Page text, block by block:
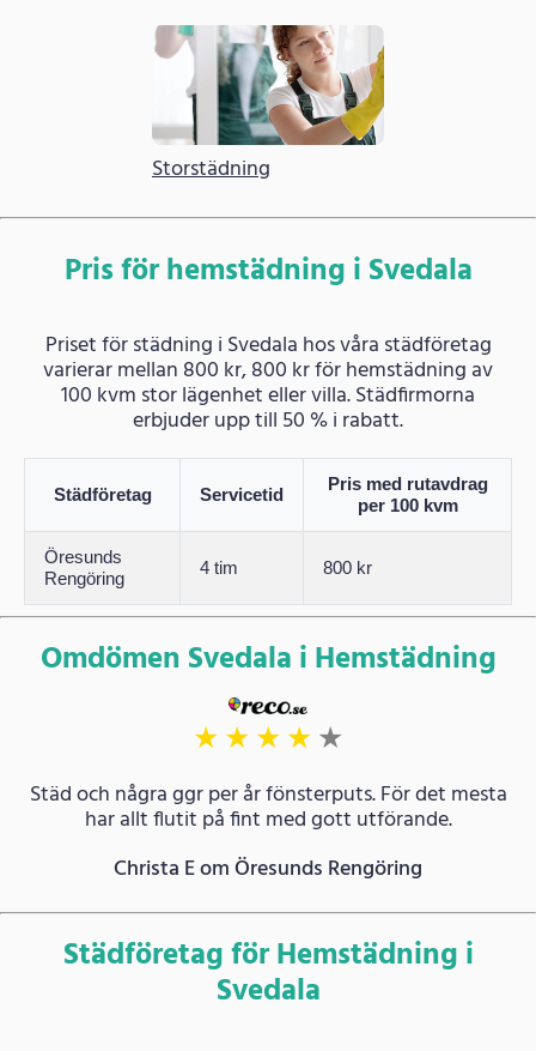
Storstädning
Pris för hemstädning i Svedala
Priset för städning i Svedala hos våra städföretag
varierar mellan 800 kr, 800 kr för hemstädning av
100 kvm stor lägenhet eller villa. Städfirmorna
erbjuder upp till 50 % i rabatt.
Städföretag Servicetid
Pris med rutavdrag
per 100 kvm
Öresunds
Rengöring
4 tim 800 kr
Omdömen Svedala i Hemstädning
★★★★★
Städ och några ggr per år fönsterputs. För det mesta
har allt flutit på fint med gott utförande.
Christa E om Öresunds Rengöring
Städföretag för Hemstädning i
Svedala